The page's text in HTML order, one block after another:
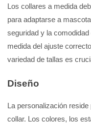
Los collares a medida
para adaptarse a
seguridad y la
medida del ajuste
variedad de tallas es
Diseño
La personalización
collar. Los colores, los